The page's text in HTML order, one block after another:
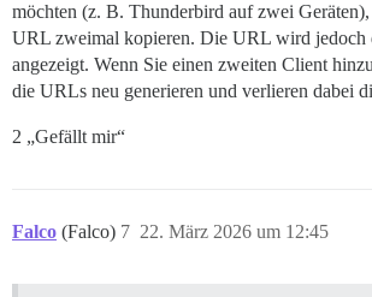
möchten (z. B. Thunderbird auf zwei Geräten),
URL zweimal kopieren. Die URL wird jedoch
angezeigt. Wenn Sie einen zweiten Client
die URLs neu generieren und verlieren dabei
2 „Gefällt mir“
Falco (Falco) 22. März 2026 um 12:45
7